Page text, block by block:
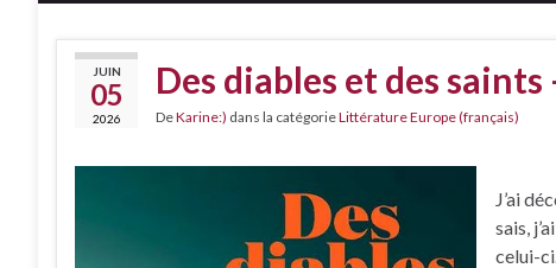
JUIN
05
2026
Des diables et des
DeKarine:) dans la catégorieLittérature Europe (français)
J’ai
sais,
celui-